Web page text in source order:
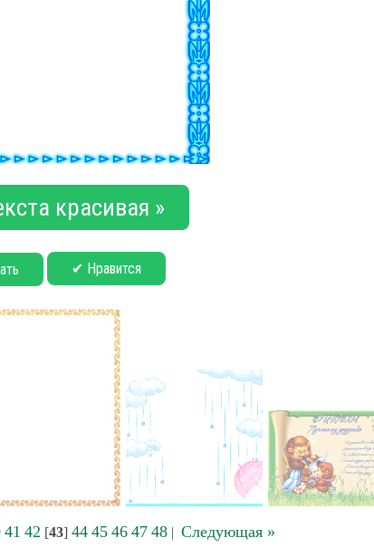
красивая »
✔ Нравится
41 42 [43] 44 45 46 47 48| Следующая »